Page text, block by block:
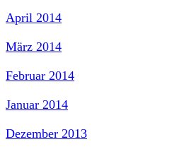
April 2014
März 2014
Februar 2014
Januar 2014
Dezember 2013